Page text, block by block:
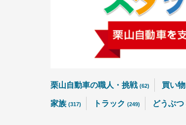
栗山自動車の職人・挑戦 (62) 買い
家族 (317) トラック (249) どうぶつ